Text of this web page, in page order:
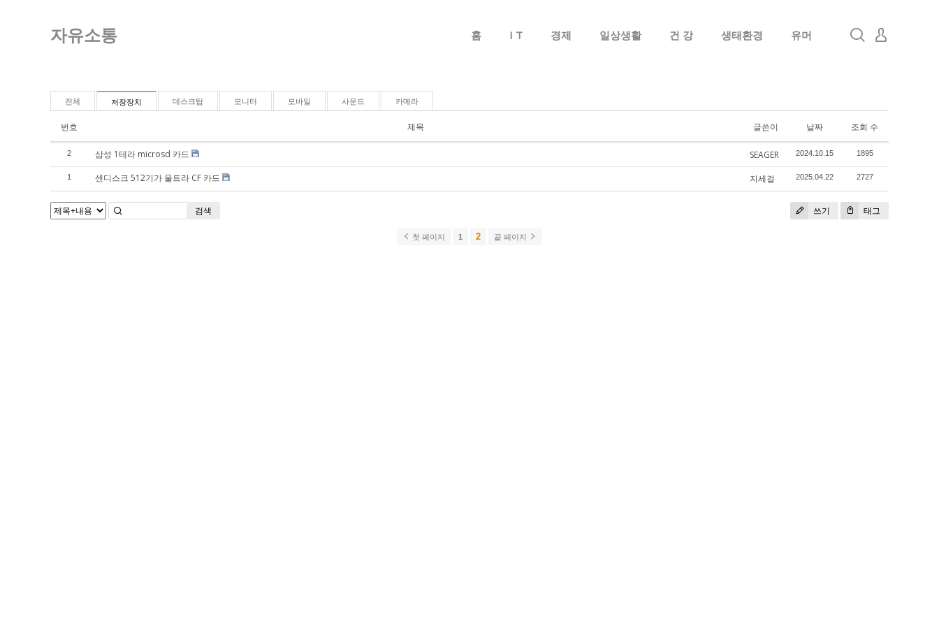
자유소통 홈 I T 경제 일상생활 건 강 생태환경 유머
전체 저장장치 데스크탑 모니터 모바일 사운드 카메라
번호 제목 글쓴이 날짜 조회 수
2 삼성 1테라 microsd 카드 SEAGER 2024.10.15 1895
1 센디스크 512기가 울트라 CF 카드 지세걸 2025.04.22 2727
쓰기 태그
검색
첫 페이지 1 2 끝 페이지